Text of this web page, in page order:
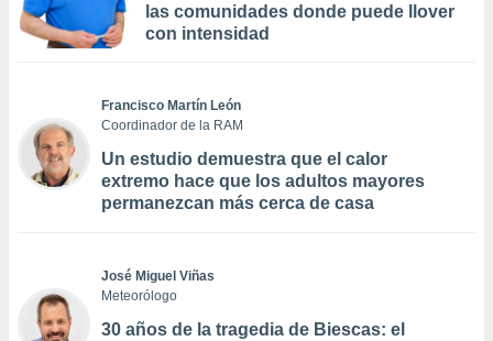
las comunidades donde puede llover
con intensidad
Francisco Martín León
Coordinador de la RAM
Un estudio demuestra que el calor
extremo hace que los adultos mayores
permanezcan más cerca de casa
José Miguel Viñas
Meteorólogo
30 años de la tragedia de Biescas: el